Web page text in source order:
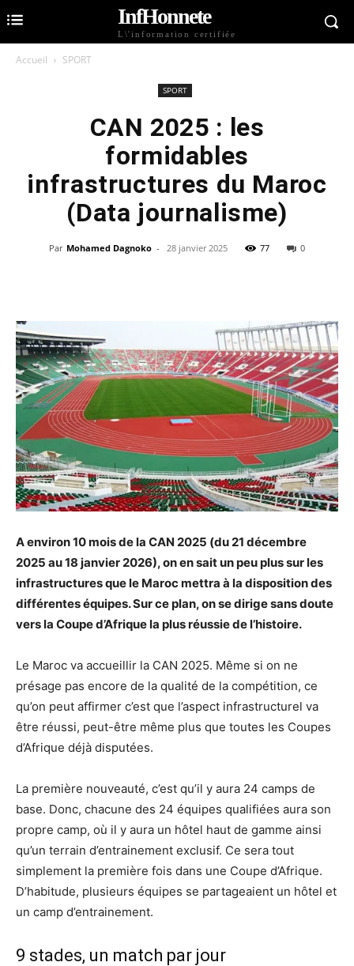
InfHonnete
L\'information certifiée
Accueil SPORT
SPORT
CAN 2025 : les
formidables
infrastructures du Maroc
(Data journalisme)
Par Mohamed Dagnoko - 28 janvier 2025 77 0
A environ 10 mois de la CAN 2025 (du 21 décembre
2025 au 18 janvier 2026), on en sait un peu plus sur les
infrastructures que le Maroc mettra à la disposition des
différentes équipes. Sur ce plan, on se dirige sans doute
vers la Coupe d’Afrique la plus réussie de l’histoire.
Le Maroc va accueillir la CAN 2025. Même si on ne
présage pas encore de la qualité de la compétition, ce
qu’on peut affirmer c’est que l’aspect infrastructurel va
être réussi, peut-être même plus que toutes les Coupes
d’Afrique déjà disputées.
La première nouveauté, c’est qu’il y aura 24 camps de
base. Donc, chacune des 24 équipes qualifiées aura son
propre camp, où il y aura un hôtel haut de gamme ainsi
qu’un terrain d’entrainement exclusif. Ce sera tout
simplement la première fois dans une Coupe d’Afrique.
D’habitude, plusieurs équipes se partageaient un hôtel et
un camp d’entrainement.
9 stades, un match par jour